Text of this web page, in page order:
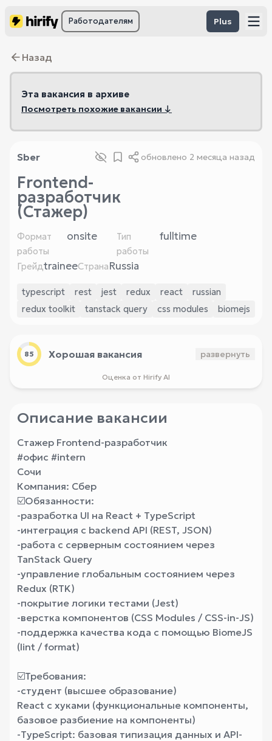
Работодателям Plus
Назад
Эта вакансия в архиве
Посмотреть похожие вакансии ↓
Sber обновлено 2 месяца назад
Frontend-
разработчик
(Стажер)
Формат
работы
onsite
Тип
работы
fulltime
ГрейдtraineeСтранаRussia
typescript rest jest redux react
russian
redux toolkit
tanstack query css modules biomejs
85 Хорошая вакансия развернуть
Оценка от Hirify AI
Описание вакансии
Стажер Frontend-разработчик
#офис #intern
Сочи
Компания: Сбер
☑️Обязанности:
-разработка UI на React + TypeScript
-интеграция с backend API (REST, JSON)
-работа с серверным состоянием через
TanStack Query
-управление глобальным состоянием через
Redux (RTK)
-покрытие логики тестами (Jest)
-верстка компонентов (CSS Modules / CSS-in-JS)
-поддержка качества кода с помощью BiomeJS
(lint / format)
☑️Требования:
-студент (высшее образование)
React с хуками (функциональные компоненты,
базовое разбиение на компоненты)
-TypeScript: базовая типизация данных и API-